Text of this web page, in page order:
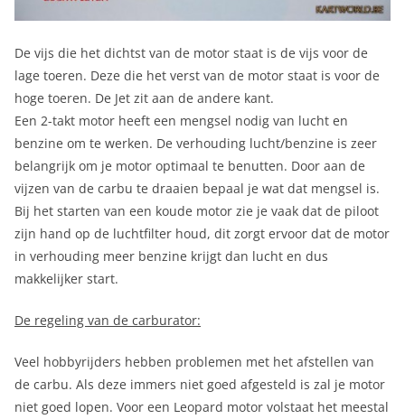
De vijs die het dichtst van de motor staat is de vijs voor de
lage toeren. Deze die het verst van de motor staat is voor de
hoge toeren. De Jet zit aan de andere kant.
Een 2-takt motor heeft een mengsel nodig van lucht en
benzine om te werken. De verhouding lucht/benzine is zeer
belangrijk om je motor optimaal te benutten. Door aan de
vijzen van de carbu te draaien bepaal je wat dat mengsel is.
Bij het starten van een koude motor zie je vaak dat de piloot
zijn hand op de luchtfilter houd, dit zorgt ervoor dat de motor
in verhouding meer benzine krijgt dan lucht en dus
makkelijker start.
De regeling van de carburator:
Veel hobbyrijders hebben problemen met het afstellen van
de carbu. Als deze immers niet goed afgesteld is zal je motor
niet goed lopen. Voor een Leopard motor volstaat het meestal